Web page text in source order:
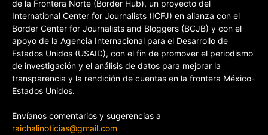
de la Frontera Norte (Border Hub), un proyecto del
International Center for Journalists (ICFJ) en alianza con el
Border Center for Journalists and Bloggers (BCJB) y con el
apoyo de la Agencia Internacional para el Desarrollo de
Estados Unidos (USAID), con el fin de promover el periodismo
de investigación y el análisis de datos para mejorar la
transparencia y la rendición de cuentas en la frontera México-
Estados Unidos.
Envíanos comentarios y sugerencias a
raichalinoticias@gmail.com